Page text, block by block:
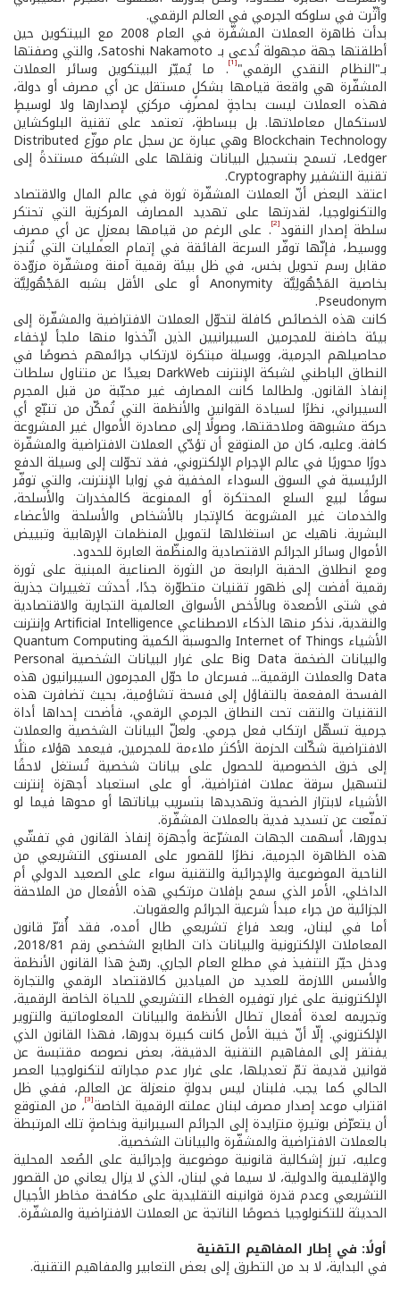
وأثّرت في سلوكه الجرمي في العالم الرقمي.
بدأت ظاهرة العملات المشفّرة في العام 2008 مع البيتكوين حين
أطلقتها جهة مجهولة تُدعى بـ Satoshi Nakamoto، والتي وصفتها
بـ"النظام النقدي الرقمي"[1] . ما يُميّز البيتكوين وسائر العملات
المشفّرة هي واقعة قيامها بشكلٍ مستقل عن أي مصرف أو دولة،
فهذه العملات ليست بحاجةٍ لمصرفٍ مركزي لإصدارها ولا لوسيطٍ
لاستكمال معاملاتها. بل ببساطةٍ، تعتمد على تقنية البلوكشاين
Blockchain Technology وهي عبارة عن سجل عام موزّع Distributed
Ledger، تسمح بتسجيل البيانات ونقلها على الشبكة مستندةً إلى
تقنية التشفير Cryptography.
اعتقد البعض أنّ العملات المشفّرة ثورة في عالم المال والاقتصاد
والتكنولوجيا، لقدرتها على تهديد المصارف المركزية التي تحتكر
سلطة إصدار النقود[2] . على الرغم من قيامها بمعزلٍ عن أي مصرف
ووسيط، فإنّها توفّر السرعة الفائقة في إتمام العمليات التي تُنجز
مقابل رسم تحويل بخس، في ظل بيئة رقمية آمنة ومشفّرة مزوّدة
بخاصية المَجْهُولِيَّة Anonymity أو على الأقل بشبه المَجْهُولِيَّة
Pseudonym.
كانت هذه الخصائص كافلة لتحوّل العملات الافتراضية والمشفّرة إلى
بيئة حاضنة للمجرمين السيبرانيين الذين اتّخذوا منها ملجأ لإخفاء
محاصيلهم الجرمية، ووسيلة مبتكرة لارتكاب جرائمهم خصوصًا في
النطاق الباطني لشبكة الإنترنت DarkWeb بعيدًا عن متناول سلطات
إنفاذ القانون. ولطالما كانت المصارف غير محبّبة من قبل المجرم
السيبراني، نظرًا لسيادة القوانين والأنظمة التي تُمكّن من تتبّع أي
حركة مشبوهة وملاحقتها، وصولًا إلى مصادرة الأموال غير المشروعة
كافة. وعليه، كان من المتوقع أن تؤدّي العملات الافتراضية والمشفّرة
دورًا محوريًا في عالم الإجرام الإلكتروني، فقد تحوّلت إلى وسيلة الدفع
الرئيسية في السوق السوداء المخفية في زوايا الإنترنت، والتي توفّر
سوقًا لبيع السلع المحتكرة أو الممنوعة كالمخدرات والأسلحة،
والخدمات غير المشروعة كالإتجار بالأشخاص والأسلحة والأعضاء
البشرية. ناهيك عن استغلالها لتمويل المنظمات الإرهابية وتبييض
الأموال وسائر الجرائم الاقتصادية والمنظّمة العابرة للحدود.
ومع انطلاق الحقبة الرابعة من الثورة الصناعية المبنية على ثورة
رقمية أفضت إلى ظهور تقنيات متطوّرة جدًا، أحدثت تغييرات جذرية
في شتى الأصعدة وبالأخص الأسواق العالمية التجارية والاقتصادية
والنقدية، نذكر منها الذكاء الاصطناعي Artificial Intelligence وإنترنت
الأشياء Internet of Things والحوسبة الكمية Quantum Computing
والبيانات الضخمة Big Data على غرار البيانات الشخصية Personal
Data والعملات الرقمية... فسرعان ما حوّل المجرمون السيبرانيون هذه
الفسحة المفعمة بالتفاؤل إلى فسحة تشاؤمية، بحيث تضافرت هذه
التقنيات والتقت تحت النطاق الجرمي الرقمي، فأضحت إحداها أداة
جرمية تسهّل ارتكاب فعل جرمي. ولعلّ البيانات الشخصية والعملات
الافتراضية شكّلت الحزمة الأكثر ملاءمة للمجرمين، فيعمد هؤلاء مثلًا
إلى خرق الخصوصية للحصول على بيانات شخصية تُستغل لاحقًا
لتسهيل سرقة عملات افتراضية، أو على استعباد أجهزة إنترنت
الأشياء لابتزاز الضحية وتهديدها بتسريب بياناتها أو محوها فيما لو
تمنّعت عن تسديد فدية بالعملات المشفّرة.
بدورها، أسهمت الجهات المشرّعة وأجهزة إنفاذ القانون في تفشّي
هذه الظاهرة الجرمية، نظرًا للقصور على المستوى التشريعي من
الناحية الموضوعية والإجرائية والتقنية سواء على الصعيد الدولي أم
الداخلي، الأمر الذي سمح بإفلات مرتكبي هذه الأفعال من الملاحقة
الجزائية من جراء مبدأ شرعية الجرائم والعقوبات.
أما في لبنان، وبعد فراغ تشريعي طال أمده، فقد أُقرّ قانون
المعاملات الإلكترونية والبيانات ذات الطابع الشخصي رقم 2018/81،
ودخل حيّز التنفيذ في مطلع العام الجاري. رسّخ هذا القانون الأنظمة
والأسس اللازمة للعديد من الميادين كالاقتصاد الرقمي والتجارة
الإلكترونية على غرار توفيره الغطاء التشريعي للحياة الخاصة الرقمية،
وتجريمه لعدة أفعال تطال الأنظمة والبيانات المعلوماتية والتزوير
الإلكتروني. إلّا أنّ خيبة الأمل كانت كبيرة بدورها، فهذا القانون الذي
يفتقر إلى المفاهيم التقنية الدقيقة، بعض نصوصه مقتبسة عن
قوانين قديمة تمّ تعديلها، على غرار عدم مجاراته لتكنولوجيا العصر
الحالي كما يجب. فلبنان ليس بدولةٍ منعزلة عن العالم، ففي ظل
اقتراب موعد إصدار مصرف لبنان عملته الرقمية الخاصة[3] ، من المتوقع
أن يتعرّض بوتيرةٍ متزايدة إلى الجرائم السيبرانية وبخاصةٍ تلك المرتبطة
بالعملات الافتراضية والمشفّرة والبيانات الشخصية.
وعليه، تبرز إشكالية قانونية موضوعية وإجرائية على الصُعد المحلية
والإقليمية والدولية، لا سيما في لبنان، الذي لا يزال يعاني من القصور
التشريعي وعدم قدرة قوانينه التقليدية على مكافحة مخاطر الأجيال
الحديثة للتكنولوجيا خصوصًا الناتجة عن العملات الافتراضية والمشفّرة.
أولًا: في إطار المفاهيم التقنية
في البداية، لا بد من التطرق إلى بعض التعابير والمفاهيم التقنية.